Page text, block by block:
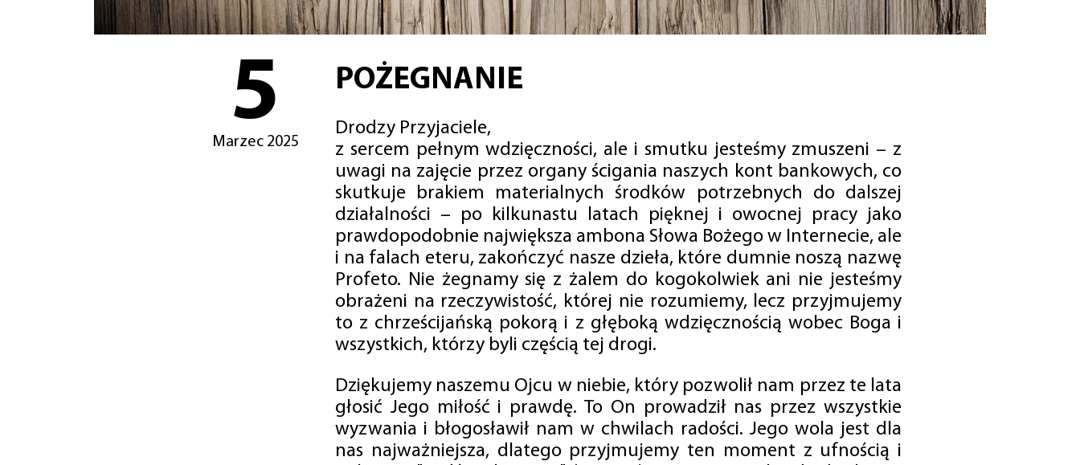
5
Marzec 2025
POŻEGNANIE
Drodzy Przyjaciele,
z sercem pełnym wdzięczności, ale i smutku jesteśmy zmuszeni – z
uwagi na zajęcie przez organy ścigania naszych kont bankowych, co
skutkuje brakiem materialnych środków potrzebnych do dalszej
działalności – po kilkunastu latach pięknej i owocnej pracy jako
prawdopodobnie największa ambona Słowa Bożego w Internecie, ale
i na falach eteru, zakończyć nasze dzieła, które dumnie noszą nazwę
Profeto. Nie żegnamy się z żalem do kogokolwiek ani nie jesteśmy
obrażeni na rzeczywistość, której nie rozumiemy, lecz przyjmujemy
to z chrześcijańską pokorą i z głęboką wdzięcznością wobec Boga i
wszystkich, którzy byli częścią tej drogi.
Dziękujemy naszemu Ojcu w niebie, który pozwolił nam przez te lata
głosić Jego miłość i prawdę. To On prowadził nas przez wszystkie
wyzwania i błogosławił nam w chwilach radości. Jego wola jest dla
nas najważniejsza, dlatego przyjmujemy ten moment z ufnością i